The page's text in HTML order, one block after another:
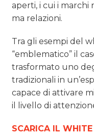
aperti, i cui i marchi
ma relazioni.
Tra gli esempi del
“emblematico” il
trasformato uno
tradizionali in
capace di attivare
il livello di
SCARICA IL WHITE